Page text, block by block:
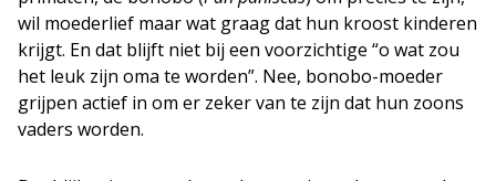
wil moederlief maar wat graag dat hun kroost kinderen
krijgt. En dat blijft niet bij een voorzichtige “o wat zou
het leuk zijn oma te worden”. Nee, bonobo-moeder
grijpen actief in om er zeker van te zijn dat hun zoons
vaders worden.